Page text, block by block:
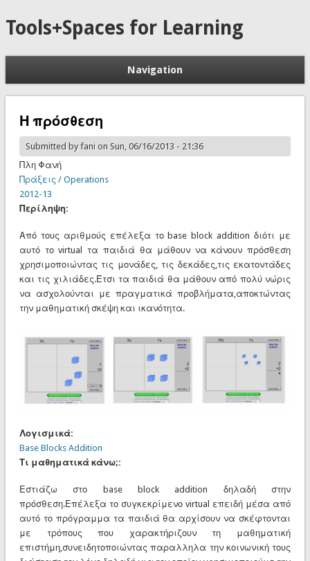
Tools+Spaces for Learning
Navigation
Η πρόσθεση
Submitted byfanion Sun, 06/16/2013 - 21:36
Πλη Φανή
Πράξεις / Operations
2012-13
Περίληψη:
Από τους αριθμούς επέλεξα το base block addition διότι με
αυτό το virtual τα παιδιά θα μάθουν να κάνουν πρόσθεση
χρησιμοποιώντας τις μονάδες, τις δεκάδες,τις εκατοντάδες
και τις χιλιάδες.Έτσι τα παιδιά θα μάθουν από πολύ νώρις
να ασχολούνται με πραγματικά προβλήματα,αποκτώντας
την μαθηματική σκέψη και ικανότητα.
Λογισμικά:
Base Blocks Addition
Τι μαθηματικά κάνω;:
Εστιάζω στο base block addition δηλαδή στην
πρόσθεση.Επέλεξα το συγκεκρίμενο virtual επειδή μέσα από
αυτό το πρόγραμμα τα παιδιά θα αρχίσουν να σκέφτονται
με τρόπους που χαρακτήριζουν τη μαθηματική
επιστήμη,συνειδητοποιώντας παραλληλα την κοινωνική τους